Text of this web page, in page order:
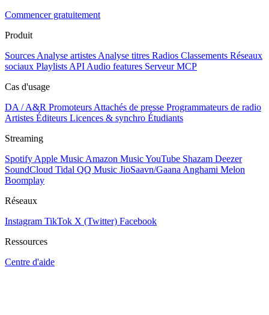
Commencer gratuitement
Produit
Sources Analyse artistes Analyse titres Radios Classements Réseaux
sociaux Playlists API Audio features Serveur MCP
Cas d'usage
DA / A&R Promoteurs Attachés de presse Programmateurs de radio
Artistes Éditeurs Licences & synchro Étudiants
Streaming
Spotify Apple Music Amazon MusicYouTube Shazam Deezer
SoundCloud Tidal QQ Music JioSaavn/Gaana Anghami Melon
Boomplay
Réseaux
Instagram TikTok X (Twitter) Facebook
Ressources
Centre d'aide